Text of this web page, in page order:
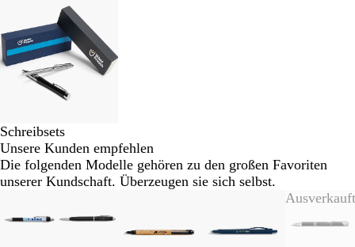
Schreibsets
Unsere Kunden empfehlen
Die folgenden Modelle gehören zu den großen Favoriten
unserer Kundschaft. Überzeugen sie sich selbst.
Ausverkauft